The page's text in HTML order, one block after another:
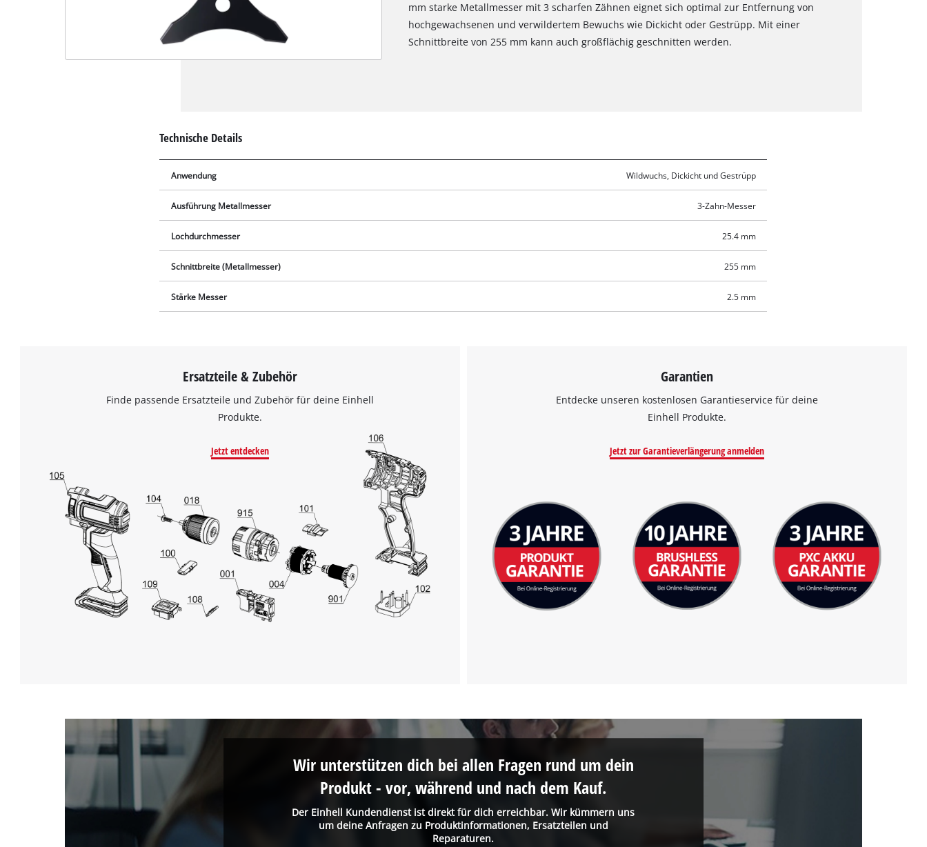
to trackers that are not disclosed to the
visitor. The website owner needs to setup
the site with their CMP to add this content
to the list of technologies used.
Powered by
Usercentrics Consent
Management Platform
mm starke Metallmesser mit 3 scharfen Zähnen eignet sich optimal zur Entfernung von
hochgewachsenen und verwildertem Bewuchs wie Dickicht oder Gestrüpp. Mit einer
Schnittbreite von 255 mm kann auch großflächig geschnitten werden.
Technische Details
Anwendung Wildwuchs, Dickicht und Gestrüpp
Ausführung Metallmesser 3-Zahn-Messer
Lochdurchmesser 25.4 mm
Schnittbreite (Metallmesser) 255 mm
Stärke Messer 2.5 mm
Ersatzteile & Zubehör
Finde passende Ersatzteile und Zubehör für deine Einhell
Produkte.
Jetzt entdecken
Garantien
Entdecke unseren kostenlosen Garantieservice für deine
Einhell Produkte.
Jetzt zur Garantieverlängerung anmelden
Der Einhell Kundendienst ist direkt für dich erreichbar. Wir kümmern uns
um deine Anfragen zu Produktinformationen, Ersatzteilen und
Reparaturen.
Wir unterstützen dich bei allen Fragen rund um dein
Produkt - vor, während und nach dem Kauf.